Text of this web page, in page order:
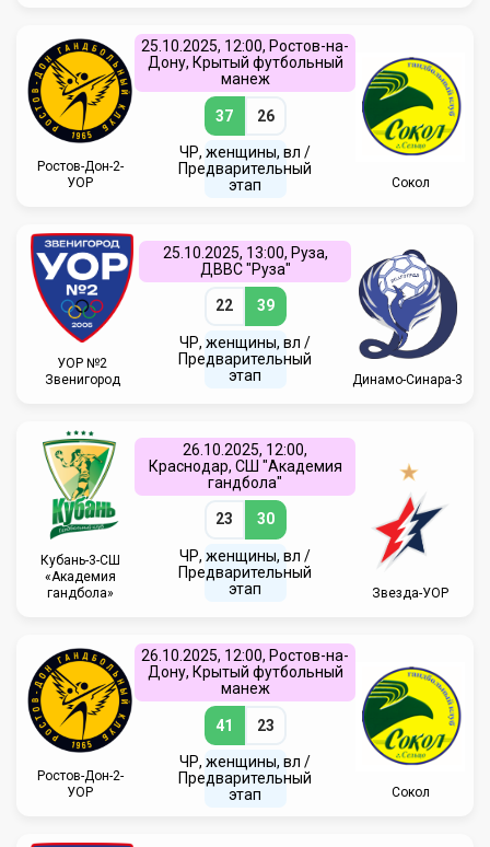
Ростов-Дон-2-
УОР
25.10.2025, 12:00, Ростов-на-
Дону, Крытый футбольный
манеж
37 26
ЧР, женщины, вл /
Предварительный
этап
Сокол
УОР №2
Звенигород
25.10.2025, 13:00, Руза,
ДВВС "Руза"
22 39
ЧР, женщины, вл /
Предварительный
этап
Динамо-Синара-3
Кубань-3-СШ
«Академия
гандбола»
26.10.2025, 12:00,
Краснодар, СШ "Академия
гандбола"
23 30
ЧР, женщины, вл /
Предварительный
этап
Звезда-УОР
Ростов-Дон-2-
УОР
26.10.2025, 12:00, Ростов-на-
Дону, Крытый футбольный
манеж
41 23
ЧР, женщины, вл /
Предварительный
этап
Сокол